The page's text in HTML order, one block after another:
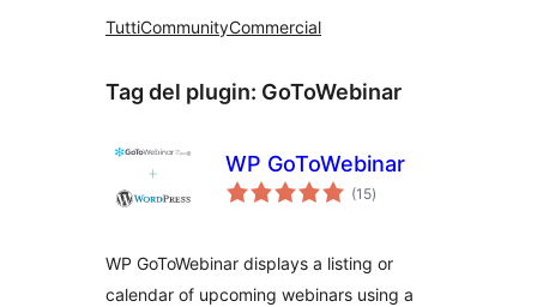
TuttiCommunityCommercial
Tag del plugin: GoToWebinar
WP GoToWebinar
(15valutazioni
totali
)
WP GoToWebinar displays a listing or
calendar of upcoming webinars using a